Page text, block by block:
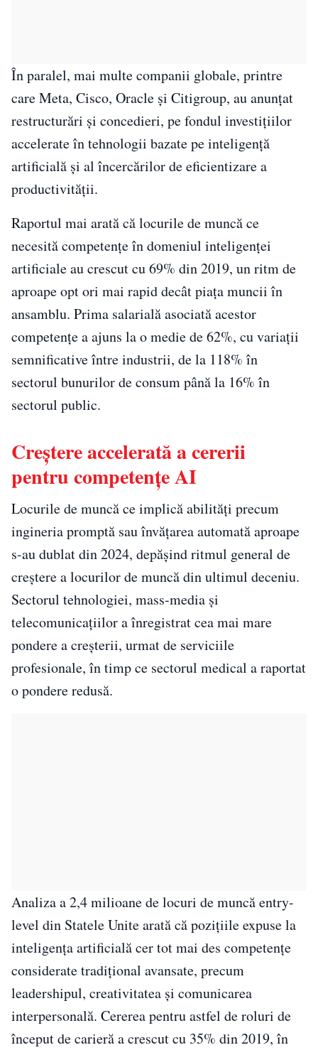
În paralel, mai multe companii globale, printre
care Meta, Cisco, Oracle și Citigroup, au anunțat
restructurări și concedieri, pe fondul investițiilor
accelerate în tehnologii bazate pe inteligență
artificială și al încercărilor de eficientizare a
productivității.
Raportul mai arată că locurile de muncă ce
necesită competențe în domeniul inteligenței
artificiale au crescut cu 69% din 2019, un ritm de
aproape opt ori mai rapid decât piața muncii în
ansamblu. Prima salarială asociată acestor
competențe a ajuns la o medie de 62%, cu variații
semnificative între industrii, de la 118% în
sectorul bunurilor de consum până la 16% în
sectorul public.
Creștere accelerată a cererii
pentru competențe AI
Locurile de muncă ce implică abilități precum
ingineria promptă sau învățarea automată aproape
s-au dublat din 2024, depășind ritmul general de
creștere a locurilor de muncă din ultimul deceniu.
Sectorul tehnologiei, mass-media și
telecomunicațiilor a înregistrat cea mai mare
pondere a creșterii, urmat de serviciile
profesionale, în timp ce sectorul medical a raportat
o pondere redusă.
Analiza a 2,4 milioane de locuri de muncă entry-
level din Statele Unite arată că pozițiile expuse la
inteligența artificială cer tot mai des competențe
considerate tradițional avansate, precum
leadershipul, creativitatea și comunicarea
interpersonală. Cererea pentru astfel de roluri de
început de carieră a crescut cu 35% din 2019, în